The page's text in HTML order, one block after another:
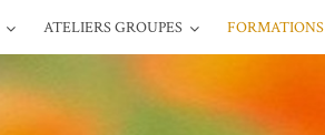
ATELIERS GROUPES FORMATIONS